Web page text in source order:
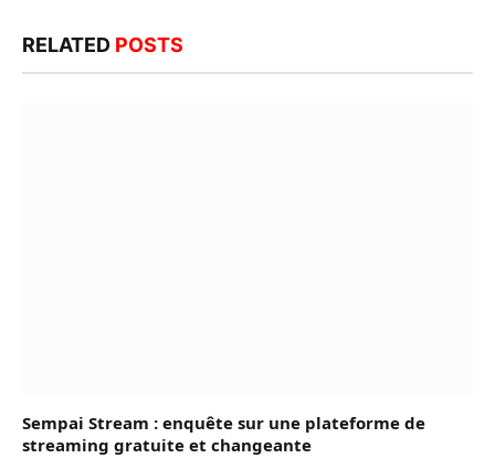
RELATED POSTS
Sempai Stream : enquête sur une plateforme de
streaming gratuite et changeante